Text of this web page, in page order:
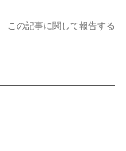
この記事に関して報告する